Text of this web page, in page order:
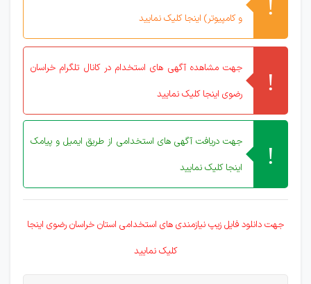
و کامپیوتر) اینجا کلیک نمایید
جهت مشاهده آگهی های استخدام در کانال تلگرام خراسان
رضوی اینجا کلیک نمایید
جهت دریافت آگهی های استخدامی از طریق ایمیل و پیامک
اینجا کلیک نمایید
جهت دانلود فایل زیپ نیازمندی های استخدامی استان خراسان رضوی اینجا
کلیک نمایید